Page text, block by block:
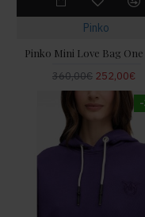
Pinko
360,00€ 252,00€